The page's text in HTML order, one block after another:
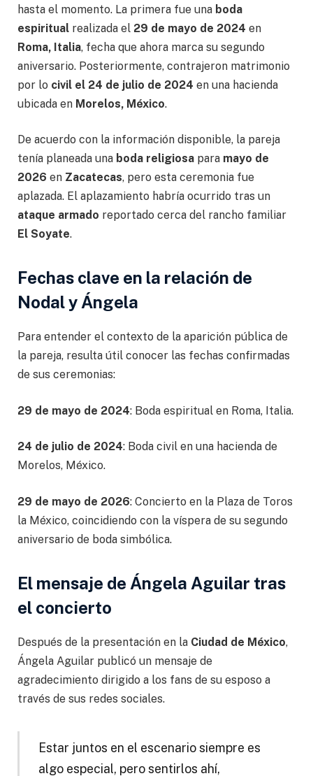
hasta el momento. La primera fue una boda
espiritual realizada el 29 de mayo de 2024 en
Roma, Italia, fecha que ahora marca su segundo
aniversario. Posteriormente, contrajeron matrimonio
por lo civil el 24 de julio de 2024 en una hacienda
ubicada en Morelos, México.
De acuerdo con la información disponible, la pareja
tenía planeada una boda religiosa para mayo de
2026 en Zacatecas, pero esta ceremonia fue
aplazada. El aplazamiento habría ocurrido tras un
ataque armado reportado cerca del rancho familiar
El Soyate.
Fechas clave en la relación de
Nodal y Ángela
Para entender el contexto de la aparición pública de
la pareja, resulta útil conocer las fechas confirmadas
de sus ceremonias:
29 de mayo de 2024: Boda espiritual en Roma, Italia.
24 de julio de 2024: Boda civil en una hacienda de
Morelos, México.
29 de mayo de 2026: Concierto en la Plaza de Toros
la México, coincidiendo con la víspera de su segundo
aniversario de boda simbólica.
El mensaje de Ángela Aguilar tras
el concierto
Después de la presentación en la Ciudad de México,
Ángela Aguilar publicó un mensaje de
agradecimiento dirigido a los fans de su esposo a
través de sus redes sociales.
Estar juntos en el escenario siempre es
algo especial, pero sentirlos ahí,